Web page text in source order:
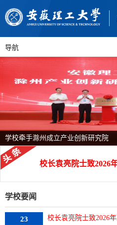
导航
学校牵手滁州成立产业创新研究院
校长袁亮院士致2026
学校要闻
23 校长袁亮院士致2026